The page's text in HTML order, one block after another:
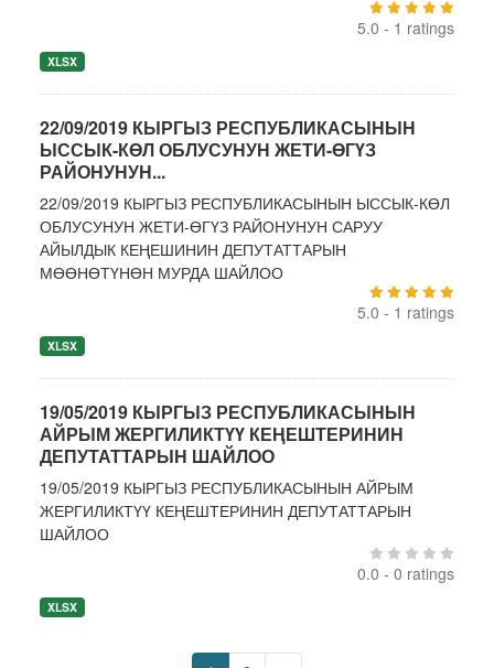
5.0 - 1 ratings
XLSX
22/09/2019 КЫРГЫЗ РЕСПУБЛИКАСЫНЫН
ЫССЫК-КӨЛ ОБЛУСУНУН ЖЕТИ-ӨГҮЗ
РАЙОНУНУН...
22/09/2019 КЫРГЫЗ РЕСПУБЛИКАСЫНЫН ЫССЫК-КӨЛ
ОБЛУСУНУН ЖЕТИ-ӨГҮЗ РАЙОНУНУН САРУУ
АЙЫЛДЫК КЕҢЕШИНИН ДЕПУТАТТАРЫН
МӨӨНӨТҮНӨН МУРДА ШАЙЛОО
5.0 - 1 ratings
XLSX
19/05/2019 КЫРГЫЗ РЕСПУБЛИКАСЫНЫН
АЙРЫМ ЖЕРГИЛИКТҮҮ КЕҢЕШТЕРИНИН
ДЕПУТАТТАРЫН ШАЙЛОО
19/05/2019 КЫРГЫЗ РЕСПУБЛИКАСЫНЫН АЙРЫМ
ЖЕРГИЛИКТҮҮ КЕҢЕШТЕРИНИН ДЕПУТАТТАРЫН
ШАЙЛОО
0.0 - 0 ratings
XLSX